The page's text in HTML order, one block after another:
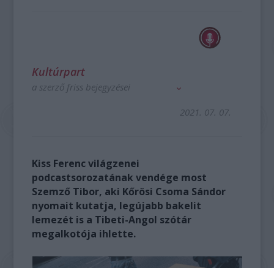
Kultúrpart
a szerző friss bejegyzései
2021. 07. 07.
Kiss Ferenc világzenei
podcastsorozatának vendége most
Szemző Tibor, aki Kőrösi Csoma Sándor
nyomait kutatja, legújabb bakelit
lemezét is a Tibeti-Angol szótár
megalkotója ihlette.